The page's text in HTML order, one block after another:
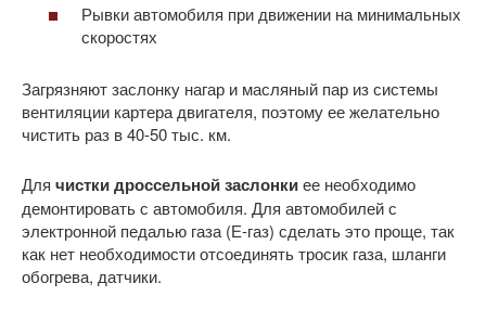
Рывки автомобиля при движении на минимальных
скоростях
Загрязняют заслонку нагар и масляный пар из системы
вентиляции картера двигателя, поэтому ее желательно
чистить раз в 40-50 тыс. км.
Для чистки дроссельной заслонкиее необходимо
демонтировать с автомобиля. Для автомобилей с
электронной педалью газа (Е-газ) сделать это проще, так
как нет необходимости отсоединять тросик газа, шланги
обогрева, датчики.